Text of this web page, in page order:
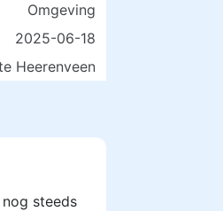
Omgeving
2025-06-18
Heerenveen
steeds